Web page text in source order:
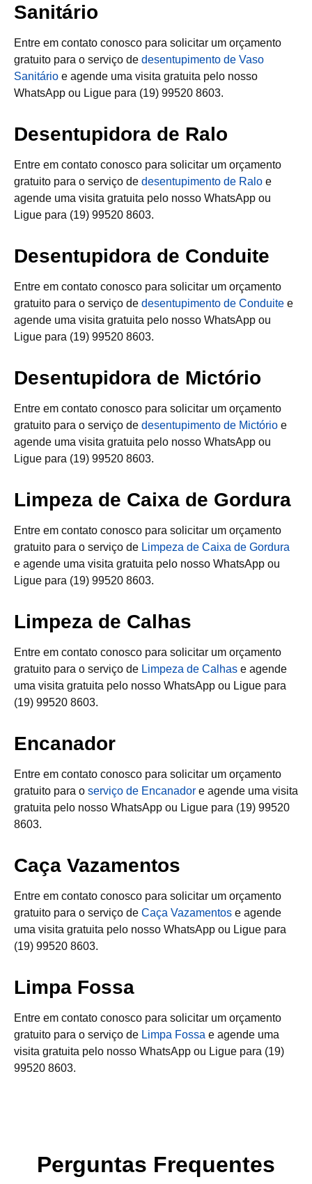
Sanitário
Entre em contato conosco para solicitar um orçamento
gratuito para o serviço de desentupimento de Vaso
Sanitário e agende uma visita gratuita pelo nosso
WhatsApp ou Ligue para (19) 99520 8603.
Desentupidora de Ralo
Entre em contato conosco para solicitar um orçamento
gratuito para o serviço de desentupimento de Ralo e
agende uma visita gratuita pelo nosso WhatsApp ou
Ligue para (19) 99520 8603.
Desentupidora de Conduite
Entre em contato conosco para solicitar um orçamento
gratuito para o serviço de desentupimento de Conduite e
agende uma visita gratuita pelo nosso WhatsApp ou
Ligue para (19) 99520 8603.
Desentupidora de Mictório
Entre em contato conosco para solicitar um orçamento
gratuito para o serviço de desentupimento de Mictório e
agende uma visita gratuita pelo nosso WhatsApp ou
Ligue para (19) 99520 8603.
Limpeza de Caixa de Gordura
Entre em contato conosco para solicitar um orçamento
gratuito para o serviço de Limpeza de Caixa de Gordura
e agende uma visita gratuita pelo nosso WhatsApp ou
Ligue para (19) 99520 8603.
Limpeza de Calhas
Entre em contato conosco para solicitar um orçamento
gratuito para o serviço de Limpeza de Calhas e agende
uma visita gratuita pelo nosso WhatsApp ou Ligue para
(19) 99520 8603.
Encanador
Entre em contato conosco para solicitar um orçamento
gratuito para o serviço de Encanador e agende uma visita
gratuita pelo nosso WhatsApp ou Ligue para (19) 99520
8603.
Caça Vazamentos
Entre em contato conosco para solicitar um orçamento
gratuito para o serviço de Caça Vazamentos e agende
uma visita gratuita pelo nosso WhatsApp ou Ligue para
(19) 99520 8603.
Limpa Fossa
Entre em contato conosco para solicitar um orçamento
gratuito para o serviço de Limpa Fossa e agende uma
visita gratuita pelo nosso WhatsApp ou Ligue para (19)
99520 8603.
Perguntas Frequentes